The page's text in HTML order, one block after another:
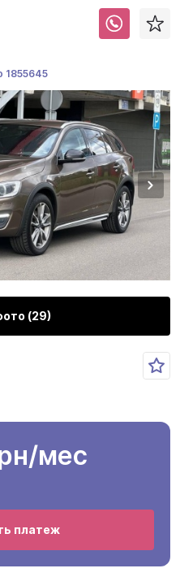
1855645
(29)
/мес
платеж